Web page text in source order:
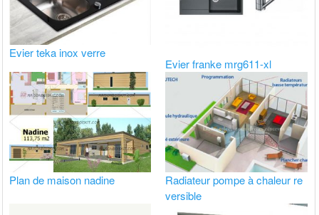
Evier teka inox verre
Evier franke mrg611-xl
Plan de maison nadine
Radiateur pompe à chaleur re
versible